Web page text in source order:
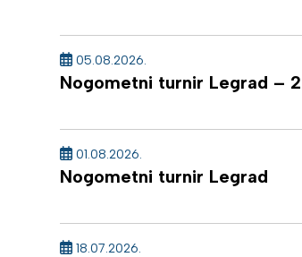
05.08.2026.
Nogometni turnir Legrad –
01.08.2026.
Nogometni turnir Legrad
18.07.2026.